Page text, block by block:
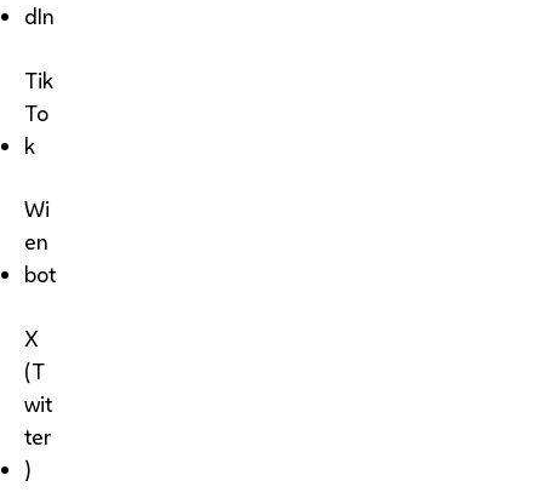
dIn
Tik
To
k
Wi
en
bot
X
(T
wit
ter
)